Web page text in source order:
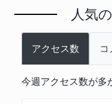
人気
アクセス数 コ
今週アクセス数が多